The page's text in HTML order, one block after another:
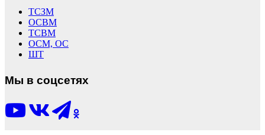
ТСЗМ
ОСВМ
ТСВМ
ОСМ, ОС
ШТ
Мы в соцсетях